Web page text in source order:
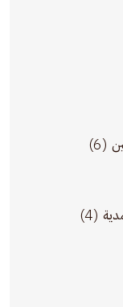
(6)
(4)